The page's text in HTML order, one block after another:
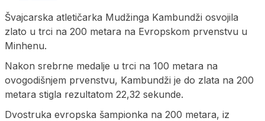
Švajcarska atletičarka Mudžinga Kambundži osvojila
zlato u trci na 200 metara na Evropskom prvenstvu u
Minhenu.
Nakon srebrne medalje u trci na 100 metara na
ovogodišnjem prvenstvu, Kambundži je do zlata na 200
metara stigla rezultatom 22,32 sekunde.
Dvostruka evropska šampionka na 200 metara, iz